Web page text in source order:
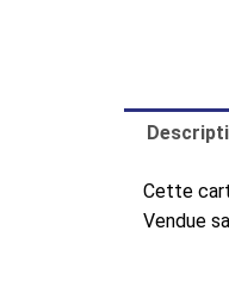
Cette
Vendue